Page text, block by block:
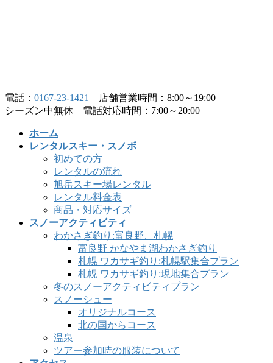
ス
キ
ン
に
電話： 0167-23-1421
店舗営業時間：8:00～19:00
シーズン中無休 電話対応時間：7:00～20:00
ホーム
レンタルスキー・スノボ
初めての方
レンタルの流れ
旭岳スキー場レンタル
レンタル料金表
商品・対応サイズ
スノーアクティビティ
わかさぎ釣り:富良野、札幌
富良野 かなやま湖わかさぎ釣り
札幌 ワカサギ釣り:札幌駅集合プラン
札幌 ワカサギ釣り:現地集合プラン
冬のスノーアクティビティプラン
スノーシュー
オリジナルコース
北の国からコース
温泉
ツアー参加時の服装について